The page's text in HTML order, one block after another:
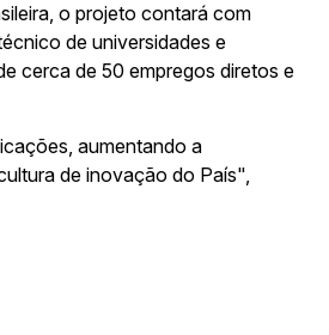
o projeto contará com
de universidades e
cerca de 50 empregos diretos e
aumentando a
de inovação do País",